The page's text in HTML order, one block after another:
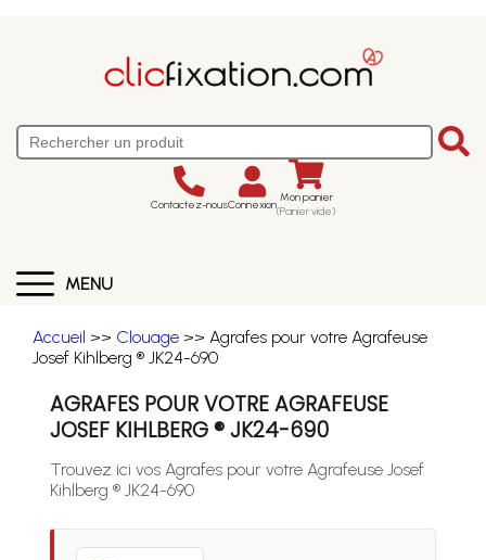
Contactez-nousConnexion Mon panier
(Panier vide)
MENU
Accueil >> Clouage >> Agrafes pour votre Agrafeuse
Josef Kihlberg ® JK24-690
AGRAFES POUR VOTRE AGRAFEUSE
JOSEF KIHLBERG ® JK24-690
Trouvez ici vos Agrafes pour votre Agrafeuse Josef
Kihlberg ® JK24-690